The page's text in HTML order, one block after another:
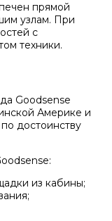
прямой
узлам. При
с
техники.
Goodsense
Америке и
достоинству
из кабины;